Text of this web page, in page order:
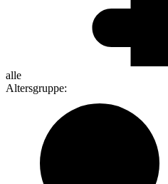
alle
Altersgruppe: